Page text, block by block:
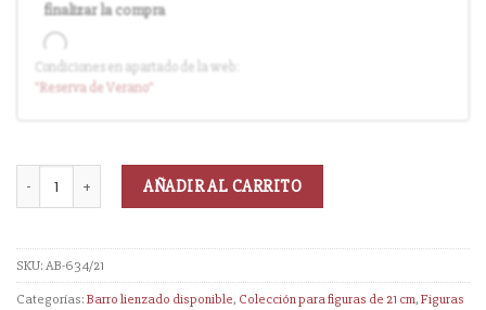
finalizar la compra
Entrega en cuanto el pedido esté disponible (sin descuento)
Condiciones en apartado de la web:
"Reservade Verano"
AÑADIR AL CARRITO
SKU:AB-634/21
Categorías:Barro lienzado disponible, Colección para figuras de 21 cm,Figuras